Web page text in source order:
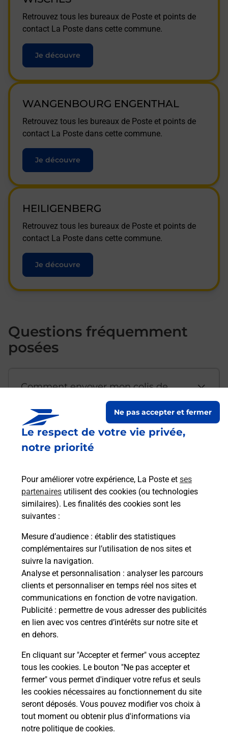
Le respect de votre vie privée,
notre priorité
Pour améliorer votre expérience, La Poste et ses
partenaires utilisent des cookies (ou technologies
similaires). Les finalités des cookies sont les
suivantes :
Mesure d’audience : établir des statistiques
complémentaires sur l’utilisation de nos sites et
suivre la navigation.
Analyse et personnalisation : analyser les parcours
clients et personnaliser en temps réel nos sites et
communications en fonction de votre navigation.
Publicité : permettre de vous adresser des publicités
en lien avec vos centres d’intérêts sur notre site et
en dehors.
En cliquant sur "Accepter et fermer" vous acceptez
tous les cookies. Le bouton "Ne pas accepter et
fermer" vous permet d'indiquer votre refus et seuls
les cookies nécessaires au fonctionnement du site
seront déposés. Vous pouvez modifier vos choix à
tout moment ou obtenir plus d'informations via
notre politique de cookies.
Ne pas accepter et fermer
Retrouvez tous les bureaux de Poste et points de
contact La Poste dans cette commune.
Je découvre
WANGENBOURG ENGENTHAL
Retrouvez tous les bureaux de Poste et points de
contact La Poste dans cette commune.
Je découvre
HEILIGENBERG
Retrouvez tous les bureaux de Poste et points de
contact La Poste dans cette commune.
Je découvre
Questions fréquemment
posées
Comment envoyer mon colis de
Est-il possible d’acheter un
emballage directement depuis un
Comment demander une
modification de livraison ?
Comment La Poste participe-t-elle
à votre sécurité au quotidien ?
Puis-je passer mon code de la route
avec La Poste et sous quelles
conditions ?
Localiser Liste Bas-Rhin URMATT